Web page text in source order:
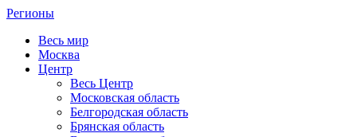
Регионы
Весь мир
Москва
Центр
Весь Центр
Московская область
Белгородская область
Брянская область